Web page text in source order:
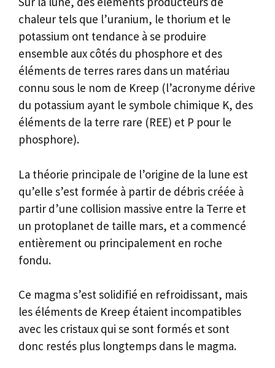
chaleur tels que l’uranium, le thorium et le
potassium ont tendance à se produire
ensemble aux côtés du phosphore et des
éléments de terres rares dans un matériau
connu sous le nom de Kreep (l’acronyme dérive
du potassium ayant le symbole chimique K, des
éléments de la terre rare (REE) et P pour le
phosphore).
La théorie principale de l’origine de la lune est
qu’elle s’est formée à partir de débris créée à
partir d’une collision massive entre la Terre et
un protoplanet de taille mars, et a commencé
entièrement ou principalement en roche
fondu.
Ce magma s’est solidifié en refroidissant, mais
les éléments de Kreep étaient incompatibles
avec les cristaux qui se sont formés et sont
donc restés plus longtemps dans le magma.